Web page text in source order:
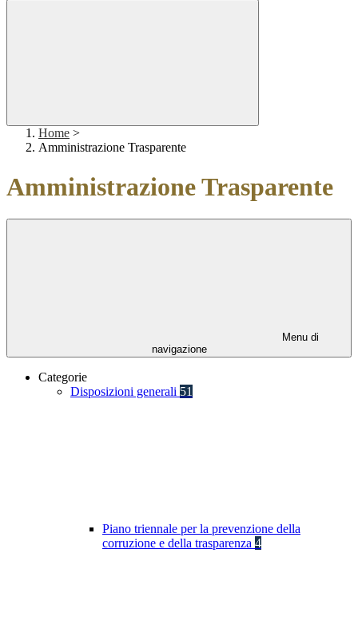
Home >
Amministrazione Trasparente
Amministrazione Trasparente
Menu di
navigazione
Categorie
Disposizioni generali 51
Piano triennale per la prevenzione della
corruzione e della trasparenza 4